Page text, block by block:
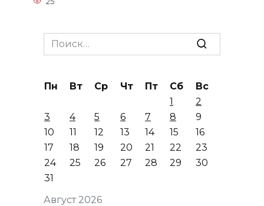
Search
for:
Август 2026
Пн Вт Ср Чт Пт Сб
Вс
1
2
3
4 5 6 7 8
9
10
11 12 13 14 15
16
17
18 19 20 21 22
23
24
25 26 27 28 29
30
31